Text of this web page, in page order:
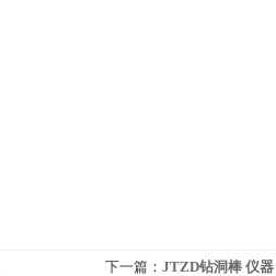
下一篇： JTZD钻洞棒 仪